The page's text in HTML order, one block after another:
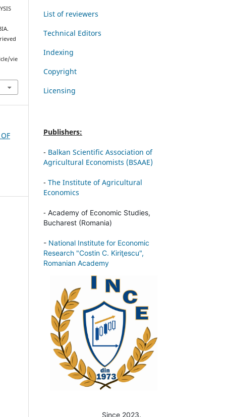
vie
List of reviewers
Technical Editors
Indexing
Copyright
Licensing
Publishers:
- Balkan Scientific Association of
Agricultural Economists (BSAAE)
- The Institute of Agricultural
Economics
- Academy of Economic Studies,
Bucharest (Romania)
- National Institute for Economic
Research "Costin C. Kiriţescu",
Romanian Academy
Since 2023.